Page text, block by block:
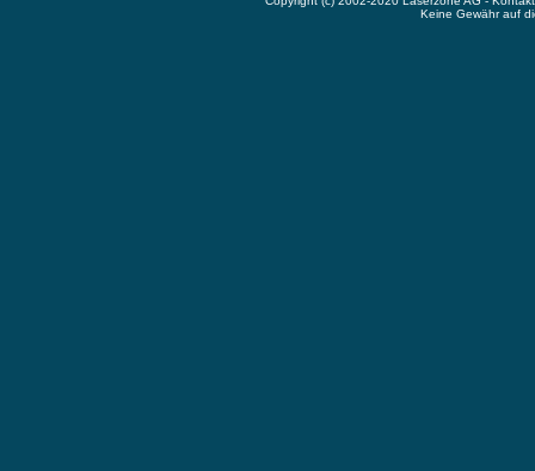
Keine Gewähr auf